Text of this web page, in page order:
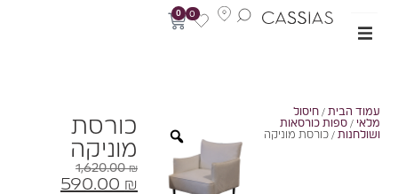
0
הבית/חיסול
/ספות כורסאות
/ כורסת מוניקה
כורסת
מוניקה
1,620.00
590.00